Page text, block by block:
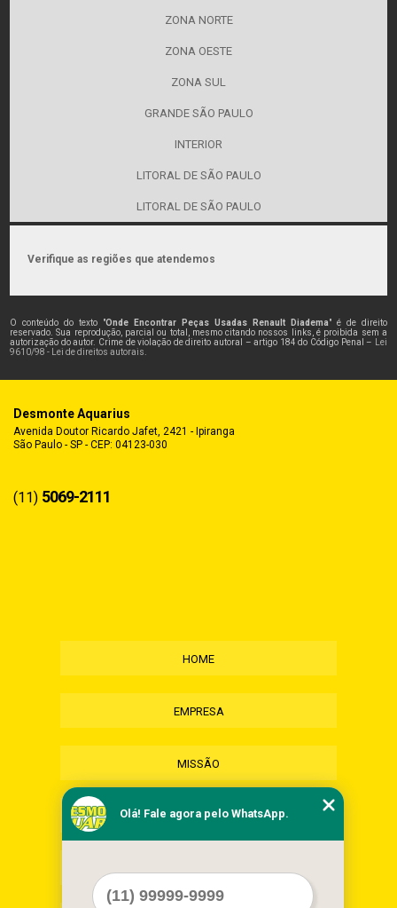
ZONA NORTE
ZONA OESTE
ZONA SUL
GRANDE SÃO PAULO
INTERIOR
LITORAL DE SÃO PAULO
LITORAL DE SÃO PAULO
Verifique as regiões que atendemos
O conteúdo do texto "Onde Encontrar Peças Usadas Renault Diadema" é de direito
reservado. Sua reprodução, parcial ou total, mesmo citando nossos links, é proibida sem a
autorização do autor. Crime de violação de direito autoral – artigo 184 do Código Penal –
Lei
9610/98 - Lei de direitos autorais
Desmonte Aquarius
Avenida Doutor Ricardo Jafet, 2421 - Ipiranga
São Paulo - SP - CEP: 04123-030
(11) 5069-2111
HOME
EMPRESA
MISSÃO
SERVIÇOS
Olá! Fale agora pelo WhatsApp.